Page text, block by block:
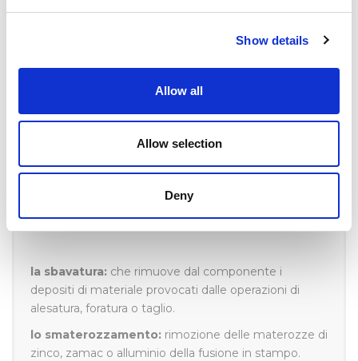
Show details
Allow all
Allow selection
Deny
Il processo di sbavatura termica Extrude Hone™
fornisce risultati di alta qualità sui componenti lavorati
dai processi meccanici. Ciò rende il processo TEM
ideale per le seguenti applicazioni di lavorazione:
la sbavatura: che rimuove dal componente i
depositi di materiale provocati dalle operazioni di
alesatura, foratura o taglio.
lo smaterozzamento: rimozione delle materozze di
zinco, zamac o alluminio della fusione in stampo.